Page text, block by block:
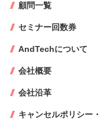
顧問一覧
セミナー回数券
AndTechについて
会社概要
会社沿革
キャンセルポリシー